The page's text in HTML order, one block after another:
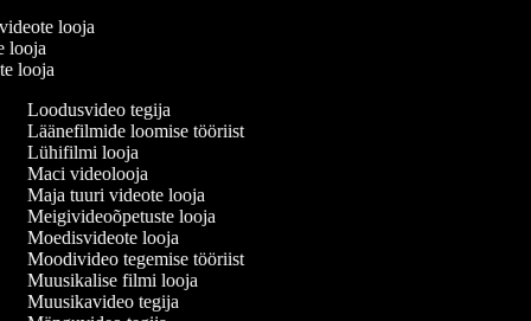
looja
looja
looja
Loodusvideo tegija
Läänefilmide loomise tööriist
Lühifilmi looja
Maci videolooja
Maja tuuri videote looja
Meigivideoõpetuste looja
Moedisvideote looja
Moodivideo tegemise tööriist
Muusikalise filmi looja
Muusikavideo tegija